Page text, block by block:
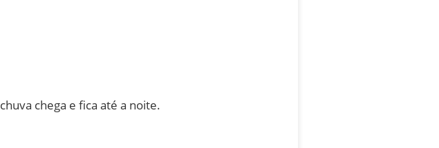
chega e fica até a noite.